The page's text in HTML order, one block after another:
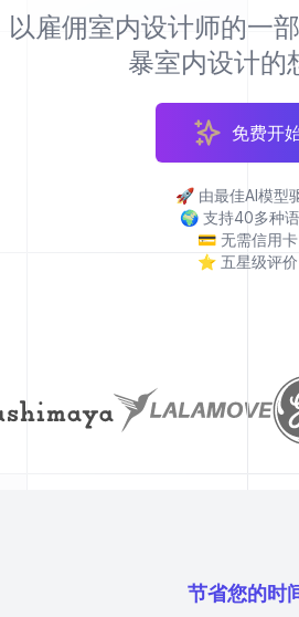
以雇佣室内设计师的一
暴室内设计的
免费开
🚀 由最佳AI模型
🌍 支持40多种
💳 无需信用卡
⭐ 五星级评价
节省您的时